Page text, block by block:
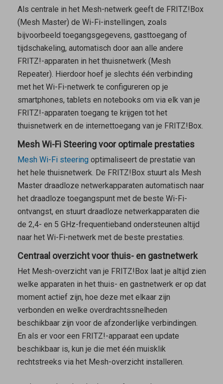
Als centrale in het Mesh-netwerk geeft de FRITZ!Box
( Mesh Master) de Wi-Fi-instellingen, zoals
bijvoorbeeld toegangsgegevens, gasttoegang of
tijdschakeling, automatisch door aan alle andere
FRITZ!-apparaten in het thuisnetwerk ( Mesh
Repeater). Hierdoor hoef je slechts één verbinding
met het Wi-Fi-netwerk te configureren op je
smartphones, tablets en notebooks om via elk van je
FRITZ!-apparaten toegang te krijgen tot het
thuisnetwerk en de internettoegang van je FRITZ!Box.
Mesh Wi-Fi Steering voor optimale prestaties
Mesh Wi-Fi steering optimaliseert de prestatie van
het hele thuisnetwerk. De FRITZ!Box stuurt als Mesh
Masterdraadloze netwerkapparaten automatisch naar
het draadloze toegangspunt met de beste Wi-Fi-
ontvangst, en stuurt draadloze netwerkapparaten die
de 2,4- en 5 GHz-frequentieband ondersteunen altijd
naar het Wi-Fi-netwerk met de beste prestaties.
Centraal overzicht voor thuis- en gastnetwerk
Het Mesh-overzicht van je FRITZ!Box laat je altijd zien
welke apparaten in het thuis- en gastnetwerk er op dat
moment actief zijn, hoe deze met elkaar zijn
verbonden en welke overdrachtssnelheden
beschikbaar zijn voor de afzonderlijke verbindingen.
En als er voor een FRITZ!-apparaat een update
beschikbaar is, kun je die met één muisklik
rechtstreeks via het Mesh-overzicht installeren.